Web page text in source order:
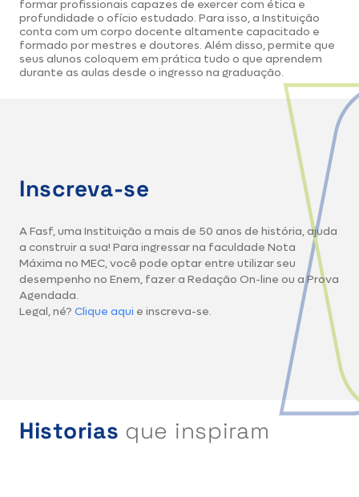
formar profissionais capazes de exercer com ética e
profundidade o ofício estudado. Para isso, a Instituição
conta com um corpo docente altamente capacitado e
formado por mestres e doutores. Além disso, permite que
seus alunos coloquem em prática tudo o que aprendem
durante as aulas desde o ingresso na graduação.
Inscreva-se
A Fasf, uma Instituição a mais de 50 anos de história, ajuda
a construir a sua! Para ingressar na faculdade Nota
Máxima no MEC, você pode optar entre utilizar seu
desempenho no Enem, fazer a Redação On-line ou a Prova
Agendada.
Legal, né? Clique aqui e inscreva-se.
Historias que inspiram